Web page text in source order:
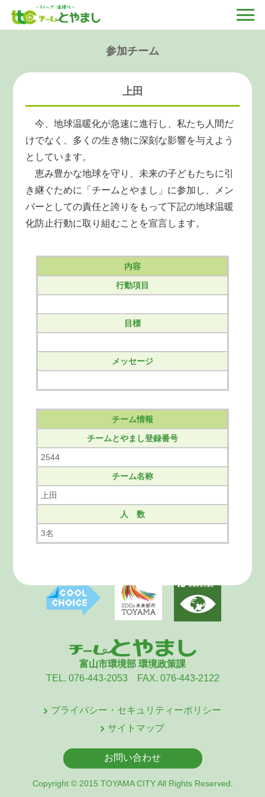
参加チーム
上田
今、地球温暖化が急速に進行し、私たち人間だ
けでなく、多くの生き物に深刻な影響を与えよう
としています。
恵み豊かな地球を守り、未来の子どもたちに引
き継ぐために「チームとやまし」に参加し、メン
バーとしての責任と誇りをもって下記の地球温暖
化防止行動に取り組むことを宣言します。
内容
行動項目
目標
メッセージ
チーム情報
チームとやまし登録番号
2544
チーム名称
上田
人 数
3名
富山市環境部 環境政策課
TEL. 076-443-2053 FAX. 076-443-2122
プライバシー・セキュリティーポリシー
サイトマップ
お問い合わせ
Copyright © 2015 TOYAMA CITY All Rights Reserved.